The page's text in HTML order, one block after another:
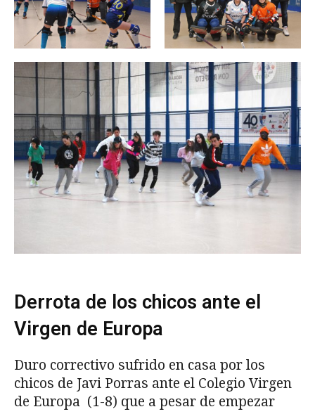
Derrota de los chicos ante el
Virgen de Europa
Duro correctivo sufrido en casa por los
chicos de Javi Porras ante el Colegio Virgen
de Europa (1-8) que a pesar de empezar